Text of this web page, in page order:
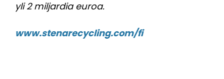
yli 2 miljardia ­euroa.
www.stenarecycling.com/fi